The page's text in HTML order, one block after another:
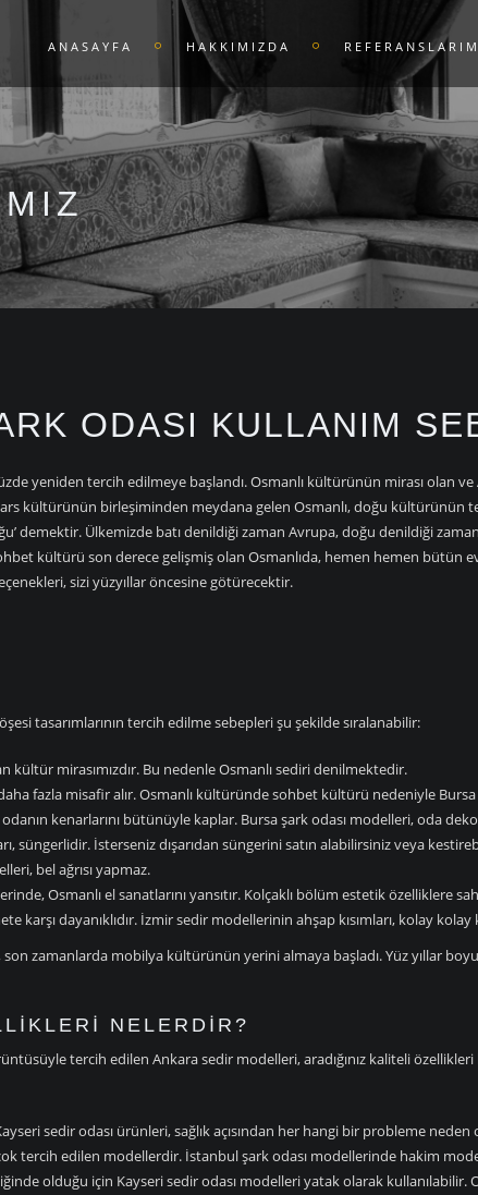
ANASAYFA HAKKIMIZDA
ODASI KULLANIM
yeniden tercih edilmeye başlandı. Osmanlı kültürünün mirası olan
kültürünün birleşiminden meydana gelen Osmanlı, doğu kültürünün
demektir. Ülkemizde batı denildiği zaman Avrupa, doğu denildiği
kültürü son derece gelişmiş olan Osmanlıda, hemen hemen bütün
sizi yüzyıllar öncesine götürecektir.
tasarımlarının tercih edilme sebepleri şu şekilde sıralanabilir:
mirasımızdır. Bu nedenle Osmanlı sediri denilmektedir.
fazla misafir alır. Osmanlı kültüründe sohbet kültürü nedeniyle
kenarlarını bütünüyle kaplar. Bursa şark odası modelleri, oda
süngerlidir. İsterseniz dışarıdan süngerini satın alabilirsiniz veya
bel ağrısı yapmaz.
Osmanlı el sanatlarını yansıtır. Kolçaklı bölüm estetik özelliklere
karşı dayanıklıdır. İzmir sedir modellerinin ahşap kısımları, kolay kolay
zamanlarda mobilya kültürünün yerini almaya başladı. Yüz yıllar
NELERDIR?
tercih edilen Ankara sedir modelleri, aradığınız kaliteli
sedir odası ürünleri, sağlık açısından her hangi bir probleme
tercih edilen modellerdir. İstanbul şark odası modellerinde hakim
olduğu için Kayseri sedir odası modelleri yatak olarak kullanılabilir.